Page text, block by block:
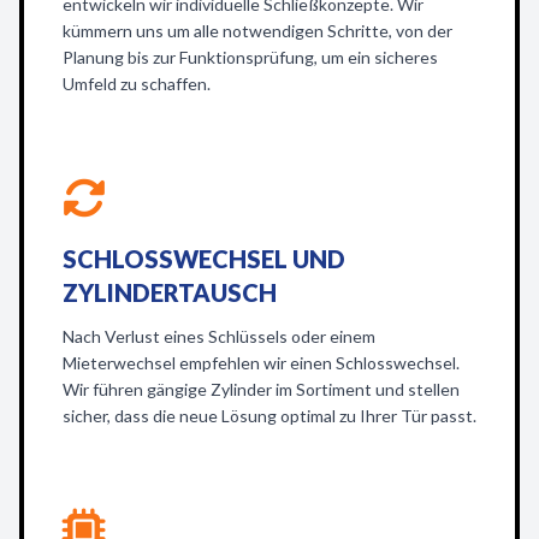
entwickeln wir individuelle Schließkonzepte. Wir
kümmern uns um alle notwendigen Schritte, von der
Planung bis zur Funktionsprüfung, um ein sicheres
Umfeld zu schaffen.
SCHLOSSWECHSEL UND
ZYLINDERTAUSCH
Nach Verlust eines Schlüssels oder einem
Mieterwechsel empfehlen wir einen Schlosswechsel.
Wir führen gängige Zylinder im Sortiment und stellen
sicher, dass die neue Lösung optimal zu Ihrer Tür passt.